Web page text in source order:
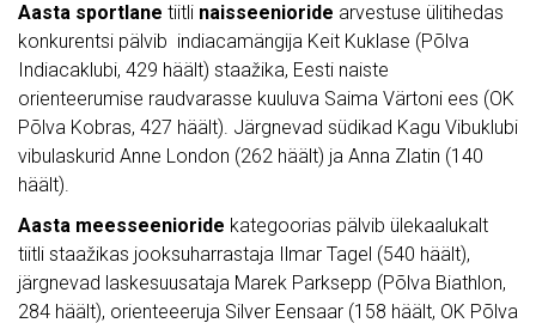
Aasta sportlane tiitli naisseenioride arvestuse ülitihedas
konkurentsi pälvib indiacamängija Keit Kuklase (Põlva
Indiacaklubi, 429 häält) staažika, Eesti naiste
orienteerumise raudvarasse kuuluva Saima Värtoni ees (OK
Põlva Kobras, 427 häält). Järgnevad südikad Kagu Vibuklubi
vibulaskurid Anne London (262 häält) ja Anna Zlatin (140
häält).
Aasta meesseenioride kategoorias pälvib ülekaalukalt
tiitli staažikas jooksuharrastaja Ilmar Tagel (540 häält),
järgnevad laskesuusataja Marek Parksepp (Põlva Biathlon,
284 häält), orienteeeruja Silver Eensaar (158 häält, OK Põlva